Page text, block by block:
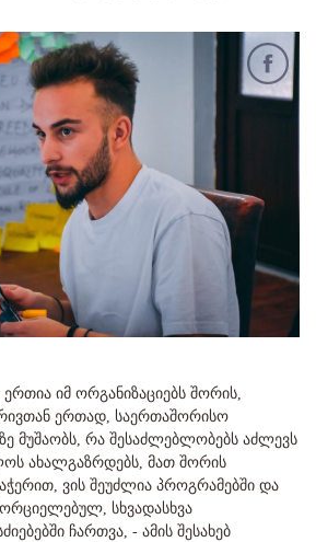
იმ ორგანიზაციებს შორის,
ერთად, საერთაშორისო
მუშაობს, რა შესაძლებლობებს აძლევს
ახალგაზრდებს, მათ შორის
ვის შეუძლია პროგრამებში და
სხვადასხვა
ჩართვა, - ამის შესახებ